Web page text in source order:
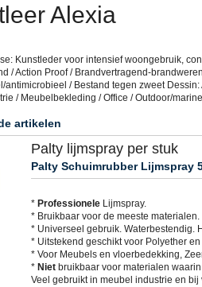
Alexia
Kunstleder voor intensief woongebruik,
/ Action Proof / Brandvertragend-
antimicrobieel / Bestand tegen zweet Dessin:
/ Meubelbekleding / Office / Outdoor/
artikelen
Palty lijmspray per stuk
Palty Schuimrubber Lijmspray
* ProfessioneleLijmspray.
* Bruikbaar voor de meeste materialen.
* Universeel gebruik. Waterbestendig.
* Uitstekend geschikt voor Polyether
* Voor Meubels en vloerbedekking,
* Nietbruikbaar voor materialen
Veel gebruikt in meubel industrie en